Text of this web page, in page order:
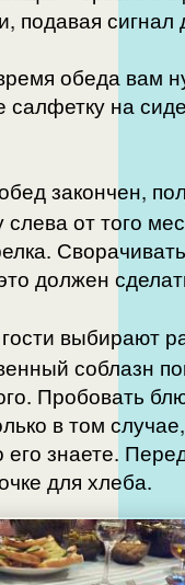
подавая сигнал
обеда вам
салфетку на
закончен,
от того
должен
выбирают
соблазн
Пробовать
в том
знаете.
для хлеба.